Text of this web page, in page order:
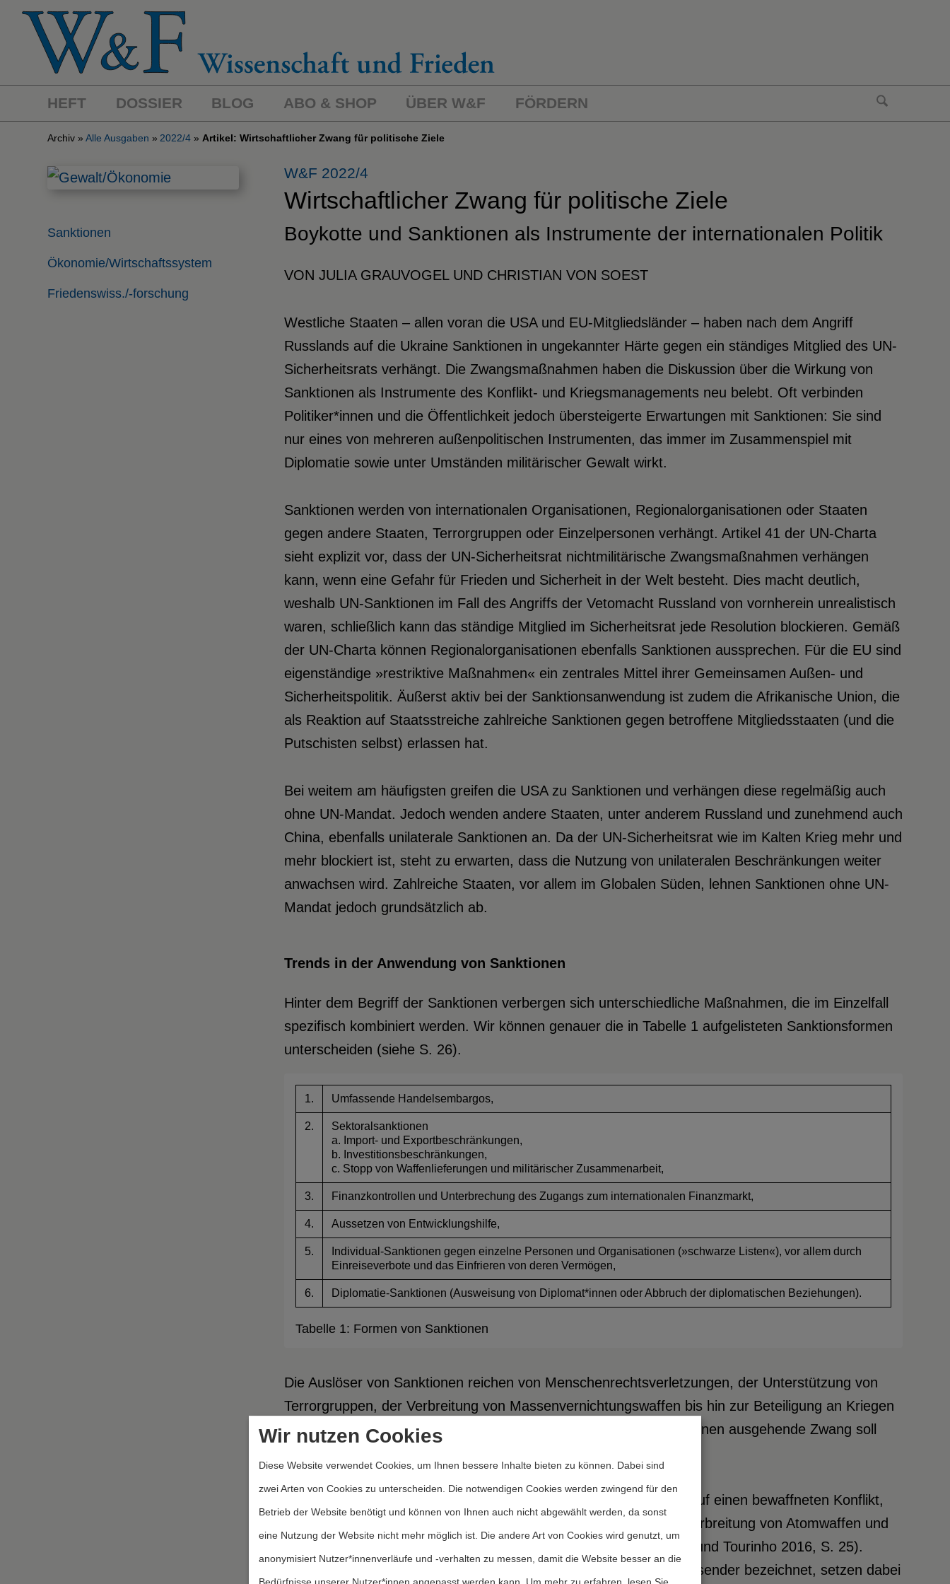
HEFT DOSSIER BLOG ABO & SHOP ÜBER W&F FÖRDERN
Archiv Alle Ausgaben 2022/4 Artikel: Wirtschaftlicher Zwang für politische Ziele
Friedenswiss./-forschung
Ökonomie/Wirtschaftssystem
Sanktionen
W&F 2022/4
Wirtschaftlicher Zwang für politische Ziele
Boykotte und Sanktionen als Instrumente der internationalen Politik
VON JULIA GRAUVOGEL UND CHRISTIAN VON SOEST
Westliche Staaten – allen voran die USA und EU-Mitgliedsländer – haben nach dem Angriff
Russlands auf die Ukraine Sanktionen in ungekannter Härte gegen ein ständiges Mitglied des UN-
Sicherheitsrats verhängt. Die Zwangsmaßnahmen haben die Diskussion über die Wirkung von
Sanktionen als Instrumente des Konflikt- und Kriegsmanagements neu belebt. Oft verbinden
Politiker*innen und die Öffentlichkeit jedoch übersteigerte Erwartungen mit Sanktionen: Sie sind
nur eines von mehreren außenpolitischen Instrumenten, das immer im Zusammenspiel mit
Diplomatie sowie unter Umständen militärischer Gewalt wirkt.
Sanktionen werden von internationalen Organisationen, Regional­organisationen oder Staaten
gegen andere Staaten, Terrorgruppen oder Einzelpersonen verhängt. Artikel 41 der UN-Charta
sieht explizit vor, dass der UN-Sicherheitsrat nichtmilitärische Zwangsmaßnahmen verhängen
kann, wenn eine Gefahr für Frieden und Sicherheit in der Welt besteht. Dies macht deutlich,
weshalb UN-Sanktionen im Fall des Angriffs der Vetomacht Russland von vornherein unrealistisch
waren, schließlich kann das ständige Mitglied im Sicherheitsrat jede Resolution blockieren. Gemäß
der UN-Charta können Regionalorganisationen ebenfalls Sanktionen aussprechen. Für die EU sind
eigenständige »restriktive Maßnahmen« ein zentrales Mittel ihrer Gemeinsamen Außen- und
Sicherheitspolitik. Äußerst aktiv bei der Sanktionsanwendung ist zudem die Afrikanische Union, die
als Reaktion auf Staatsstreiche zahlreiche Sanktionen gegen betroffene Mitgliedsstaaten (und die
Putschisten selbst) erlassen hat.
Bei weitem am häufigsten greifen die USA zu Sanktionen und verhängen diese regelmäßig auch
ohne UN-Mandat. Jedoch wenden andere Staaten, unter anderem Russland und zunehmend auch
China, ebenfalls unilaterale Sanktionen an. Da der UN-Sicherheitsrat wie im Kalten Krieg mehr und
mehr blockiert ist, steht zu erwarten, dass die Nutzung von unilateralen Beschränkungen weiter
anwachsen wird. Zahlreiche Staaten, vor allem im Globalen Süden, lehnen Sanktionen ohne UN-
Mandat jedoch grundsätzlich ab.
Trends in der Anwendung von Sanktionen
Hinter dem Begriff der Sanktionen verbergen sich unterschiedliche Maßnahmen, die im Einzelfall
spezifisch kombiniert werden. Wir können genauer die in Tabelle 1 aufgelisteten Sanktionsformen
unterscheiden (siehe S. 26).
1. Umfassende Handelsembargos,
2.
Sektoralsanktionen
a. Import- und Exportbeschränkungen,
b. Investitionsbeschränkungen,
c. Stopp von Waffenlieferungen und militärischer Zusammenarbeit,
3. Finanzkontrollen und Unterbrechung des Zugangs zum internationalen Finanzmarkt,
4. Aussetzen von Entwicklungshilfe,
5.
Individual-Sanktionen gegen einzelne Personen und Organisationen (»schwarze Listen«), vor allem durch
Einreiseverbote und das Einfrieren von deren Vermögen,
6. Diplomatie-Sanktionen (Ausweisung von Diplomat*innen oder Abbruch der diplomatischen Beziehungen).
Tabelle 1: Formen von Sanktionen
Die Auslöser von Sanktionen reichen von Menschenrechtsverletzungen, der Unterstützung von
Terrorgruppen, der Verbreitung von Massenvernichtungswaffen bis hin zur Beteiligung an Kriegen
wie im Fall der russischen Invasion in die Ukraine. Der von Sanktionen ausgehende Zwang soll
Von 1990 bis 2015 wurden 59 % der UN-Sanktionen in Reaktion auf einen bewaffneten Konflikt,
14 % zur Bekämpfung von Terrorismus, 11 % wegen der Weiterverbreitung von Atomwaffen und
10 % zur Förderung der Demokratie verhängt (Biersteker, Eckert und Tourinho 2016, S. 25).
Verschiedene Sanktionierende, in der Forschung oft als Sanktionssender bezeichnet, setzen dabei
Wir nutzen Cookies
Diese Website verwendet Cookies, um Ihnen bessere Inhalte bieten zu können. Dabei sind
zwei Arten von Cookies zu unterscheiden. Die notwendigen Cookies werden zwingend für den
Betrieb der Website benötigt und können von Ihnen auch nicht abgewählt werden, da sonst
eine Nutzung der Website nicht mehr möglich ist. Die andere Art von Cookies wird genutzt, um
anonymisiert Nutzer*innenverläufe und -verhalten zu messen, damit die Website besser an die